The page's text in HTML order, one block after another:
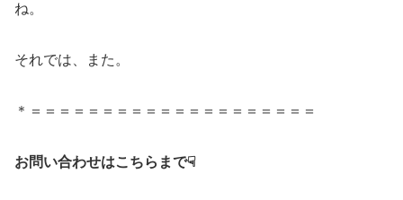
ね。
それでは、また。
＊＝＝＝＝＝＝＝＝＝＝＝＝＝＝＝＝＝＝＝＝
お問い合わせはこちらまで☟